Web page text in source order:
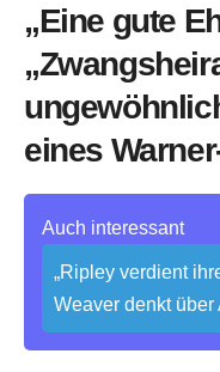
„Eine gute
eines
Auch interessant
„Ripley verdient
Weaver denkt